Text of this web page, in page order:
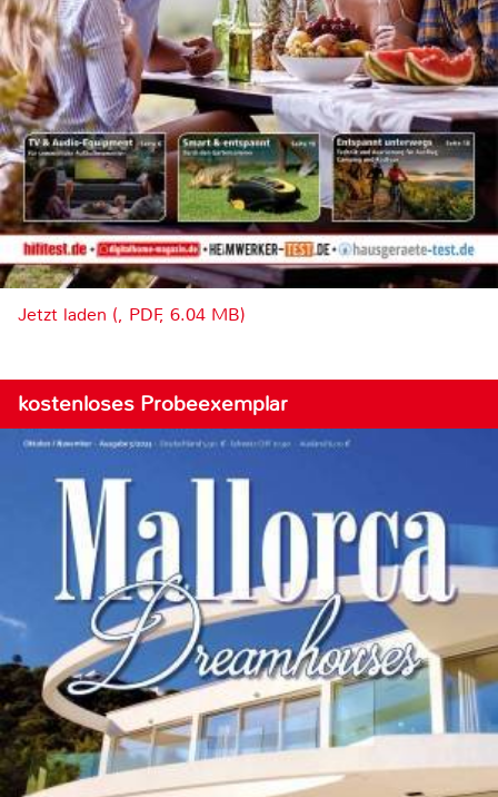
Jetzt laden (, PDF, 6.04 MB)
kostenloses Probeexemplar